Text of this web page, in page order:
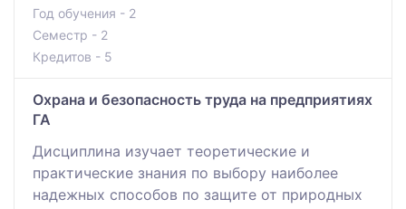
Год обучения - 2
Семестр - 2
Кредитов - 5
Охрана и безопасность труда на предприятиях
ГА
Дисциплина изучает теоретические и
практические знания по выбору наиболее
надежных способов по защите от природных